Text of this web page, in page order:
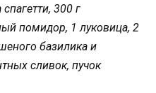
спагетти, 300 г
помидор, 1 луковица, 2
базилика и
сливок, пучок